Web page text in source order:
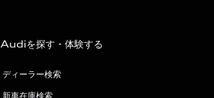
Audiを探す・体験する
ディーラー検索
新車在庫検索